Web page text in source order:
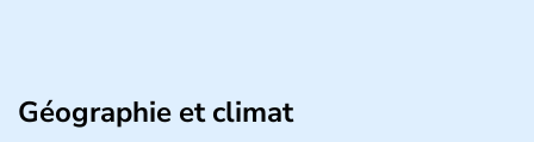
Géographie et climat